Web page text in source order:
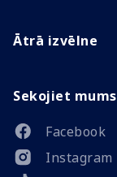
Ātrā izvēlne
Sekojiet mums
Facebook
Instagram